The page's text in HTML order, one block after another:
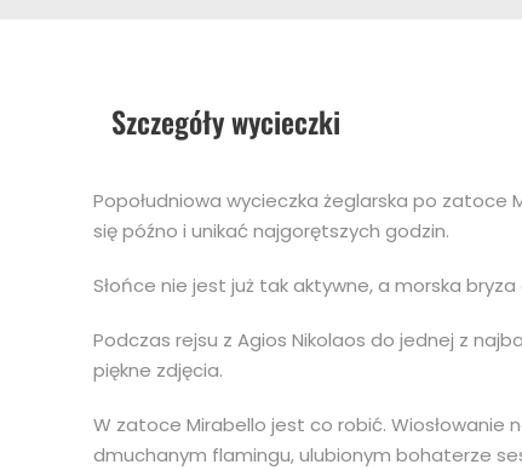
Szczegóły wycieczki
Popołudniowa wycieczka żeglarska po
się późno i unikać najgorętszych godzin.
Słońce nie jest już tak aktywne, a morska bryza
Podczas rejsu z Agios Nikolaos do jednej z
piękne zdjęcia.
W zatoce Mirabello jest co robić. Wiosłowanie
dmuchanym flamingu, ulubionym bohaterze